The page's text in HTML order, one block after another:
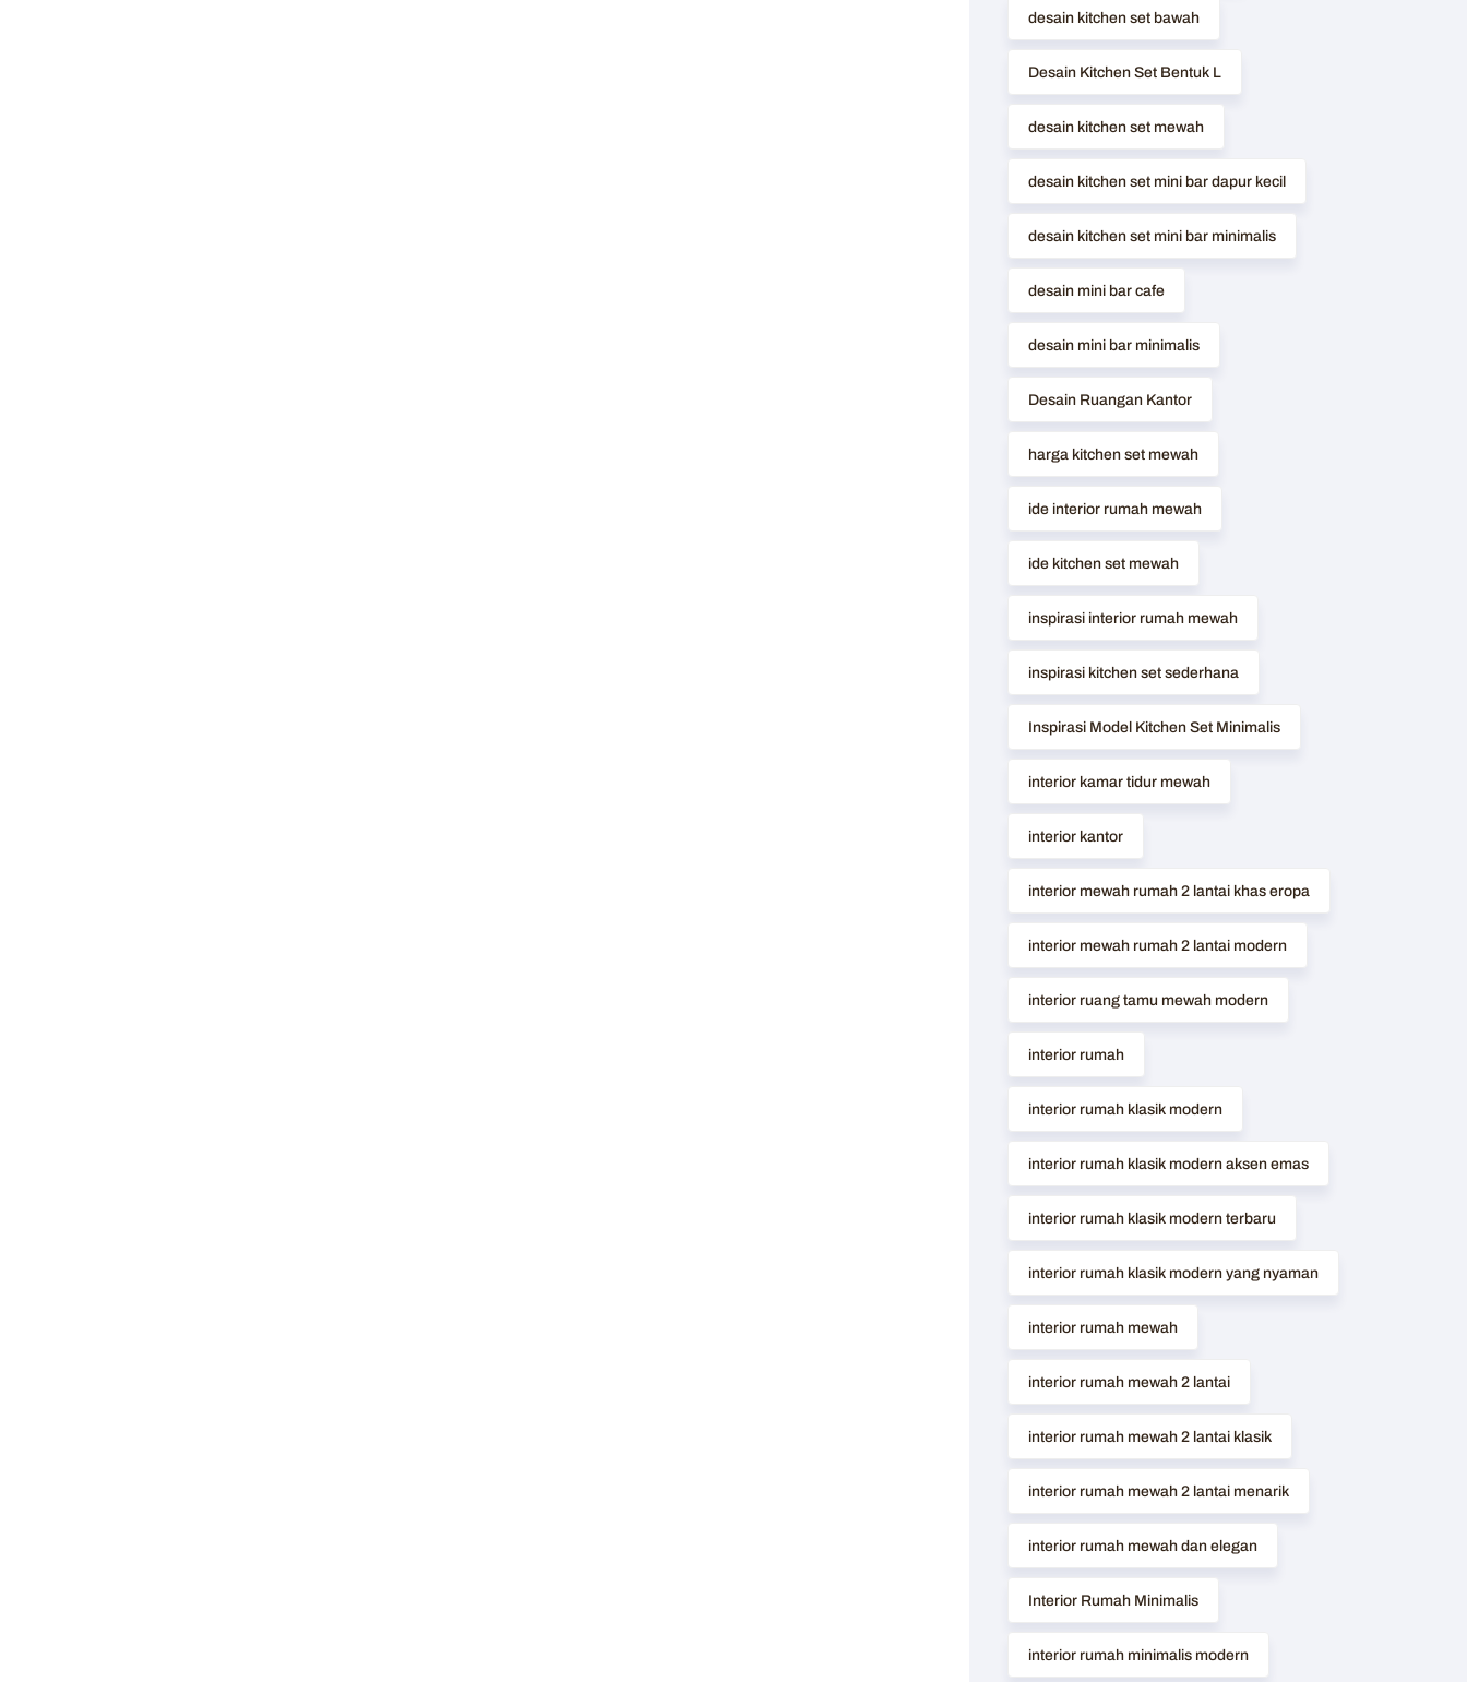
desain kitchen set bawah
Desain Kitchen Set Bentuk L
desain kitchen set mewah
desain kitchen set mini bar dapur kecil
desain kitchen set mini bar minimalis
desain mini bar cafe
desain mini bar minimalis
Desain Ruangan Kantor
harga kitchen set mewah
ide interior rumah mewah
ide kitchen set mewah
inspirasi interior rumah mewah
inspirasi kitchen set sederhana
Inspirasi Model Kitchen Set Minimalis
interior kamar tidur mewah
interior kantor
interior mewah rumah 2 lantai khas eropa
interior mewah rumah 2 lantai modern
interior ruang tamu mewah modern
interior rumah
interior rumah klasik modern
interior rumah klasik modern aksen emas
interior rumah klasik modern terbaru
interior rumah klasik modern yang nyaman
interior rumah mewah
interior rumah mewah 2 lantai
interior rumah mewah 2 lantai klasik
interior rumah mewah 2 lantai menarik
interior rumah mewah dan elegan
Interior Rumah Minimalis
interior rumah minimalis modern